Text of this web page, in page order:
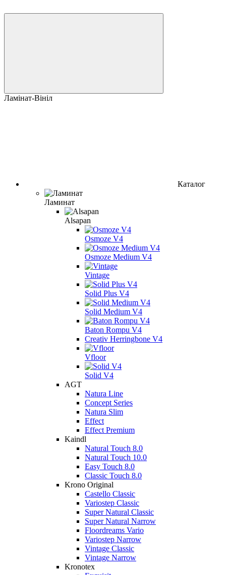
Ламінат-Вініл
Каталог
Ламинат
Alsapan
Osmoze V4
Osmoze Medium V4
Vintage
Solid Plus V4
Solid Medium V4
Baton Rompu V4
Creativ Herringbone V4
Vfloor
Solid V4
AGT
Natura Line
Concept Series
Natura Slim
Effect
Effect Premium
Kaindl
Natural Touch 8.0
Natural Touch 10.0
Easy Touch 8.0
Classic Touch 8.0
Krono Original
Castello Classic
Variostep Classic
Super Natural Classic
Super Natural Narrow
Floordreams Vario
Variostep Narrow
Vintage Classic
Vintage Narrow
Kronotex